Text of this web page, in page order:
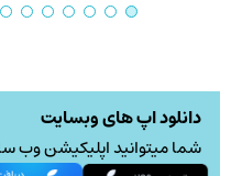
دانلود اپ های وبسایت
شما میتوانید اپلیکیشن وب